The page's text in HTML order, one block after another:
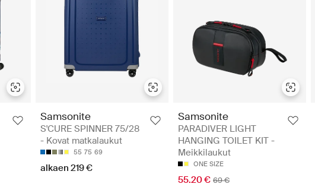
Samsonite
S'CURE SPINNER 75/28
- Kovat matkalaukut
55 75 69
alkaen 219 €
Samsonite
PARADIVER LIGHT
HANGING TOILET KIT -
Meikkilaukut
ONE SIZE
55.20 € 69 €